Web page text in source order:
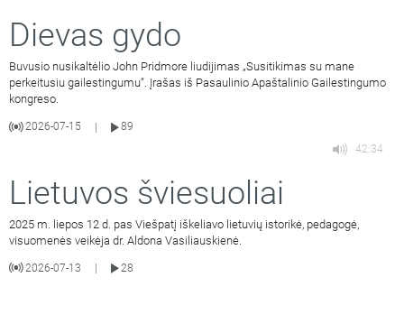
Dievas gydo
Buvusio nusikaltėlio John Pridmore liudijimas „Susitikimas su mane
perkeitusiu gailestingumu“. Įrašas iš Pasaulinio Apaštalinio Gailestingumo
kongreso.
2026-07-15
89
42:34
Lietuvos šviesuoliai
2025 m. liepos 12 d. pas Viešpatį iškeliavo lietuvių istorikė, pedagogė,
visuomenės veikėja dr. Aldona Vasiliauskienė.
2026-07-13 28